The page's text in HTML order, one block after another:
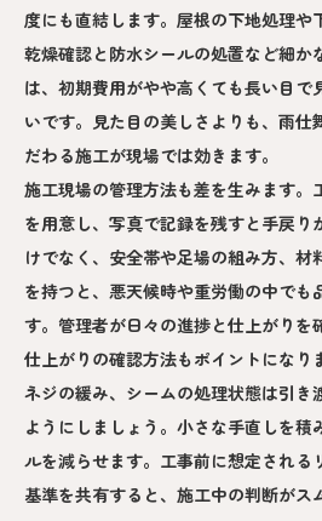
度にも直結します。屋根の下地処理や
乾燥確認と防水シールの処置など細か
は、初期費用がやや高くても長い目で
いです。見た目の美しさよりも、雨仕
だわる施工が現場では効きます。
施工現場の管理方法も差を生みます。
を用意し、写真で記録を残すと手戻り
けでなく、安全帯や足場の組み方、
を持つと、悪天候時や重労働の中でも
す。管理者が日々の進捗と仕上がりを
仕上がりの確認方法もポイントになり
ネジの緩み、シームの処理状態は引き
ようにしましょう。小さな手直しを
ルを減らせます。工事前に想定される
基準を共有すると、施工中の判断がス